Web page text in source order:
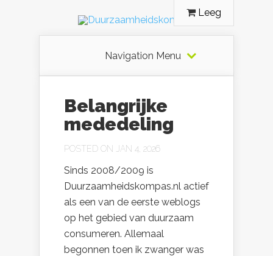
Leeg
Navigation Menu
Belangrijke
mededeling
POSTED ON JAN 4, 2026
Sinds 2008/2009 is
Duurzaamheidskompas.nl actief
als een van de eerste weblogs
op het gebied van duurzaam
consumeren. Allemaal
begonnen toen ik zwanger was